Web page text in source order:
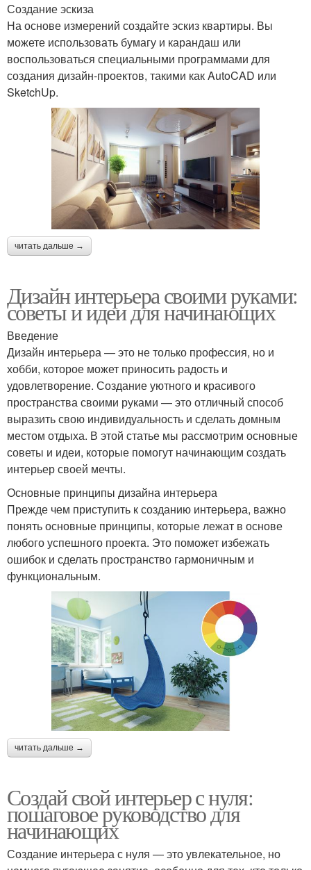
Создание эскиза
На основе измерений создайте эскиз квартиры. Вы
можете использовать бумагу и карандаш или
воспользоваться специальными программами для
создания дизайн-проектов, такими как AutoCAD или
SketchUp.
читать дальше →
Дизайн интерьера своими руками:
советы и идеи для начинающих
Введение
Дизайн интерьера — это не только профессия, но и
хобби, которое может приносить радость и
удовлетворение. Создание уютного и красивого
пространства своими руками — это отличный способ
выразить свою индивидуальность и сделать домным
местом отдыха. В этой статье мы рассмотрим основные
советы и идеи, которые помогут начинающим создать
интерьер своей мечты.
Основные принципы дизайна интерьера
Прежде чем приступить к созданию интерьера, важно
понять основные принципы, которые лежат в основе
любого успешного проекта. Это поможет избежать
ошибок и сделать пространство гармоничным и
функциональным.
читать дальше →
Создай свой интерьер с нуля:
пошаговое руководство для
начинающих
Создание интерьера с нуля — это увлекательное, но